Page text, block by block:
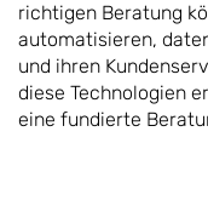
richtigen Beratung
automatisieren,
und ihren
diese Technologien
eine fundierte